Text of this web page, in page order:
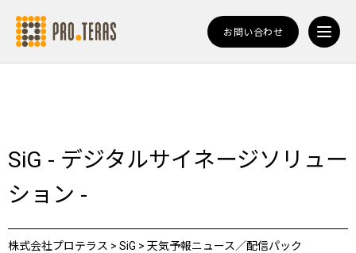
お問い合わせ
SiG - デジタルサイネージソリュー
ション -
株式会社プロテラス > SiG > 天気予報ニュース／配信パック